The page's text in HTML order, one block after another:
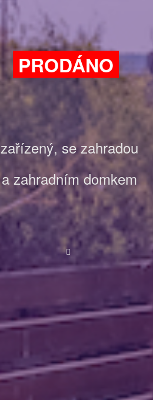
PRODÁNO
zařízený, sezahradou
a zahradním domkem